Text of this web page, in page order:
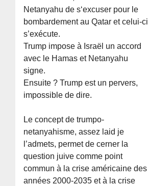
Netanyahu de s‘excuser pour le
bombardement au Qatar et celui-ci
s’exécute.
Trump impose à Israël un accord
avec le Hamas et Netanyahu
signe.
Ensuite ? Trump est un pervers,
impossible de dire.
Le concept de trumpo-
netanyahisme, assez laid je
l’admets, permet de cerner la
question juive comme point
commun à la crise américaine des
années 2000-2035 et à la crise